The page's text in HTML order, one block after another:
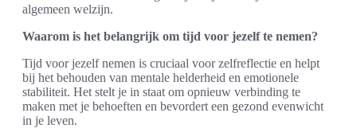
algemeen welzijn.
Waarom is het belangrijk om tijd voor jezelf te nemen?
Tijd voor jezelf nemen is cruciaal voor zelfreflectie en helpt
bij het behouden van mentale helderheid en emotionele
stabiliteit. Het stelt je in staat om opnieuw verbinding te
maken met je behoeften en bevordert een gezond evenwicht
in je leven.